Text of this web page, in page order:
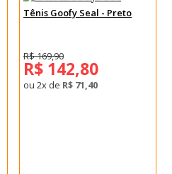
Tênis Goofy Seal - Preto
R$ 169,90
R$ 142,80
ou 2x de R$ 71,40